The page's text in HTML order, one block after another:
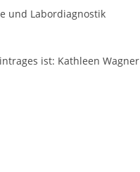
und Labordiagnostik
ist: Kathleen Wagner